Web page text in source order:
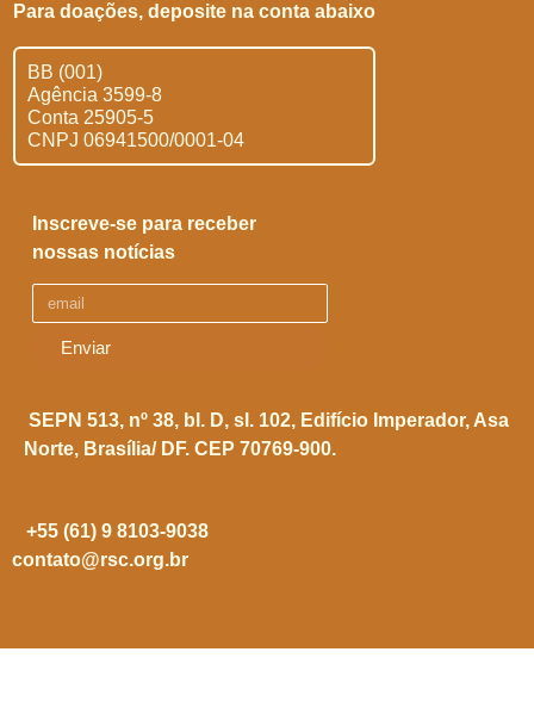
Para doações, deposite na conta abaixo
BB (001)
Agência 3599-8
Conta 25905-5
CNPJ 06941500/0001-04
Enviar
Inscreve-se para receber
nossas notícias
SEPN 513, nº 38, bl. D, sl. 102, Edifício Imperador, Asa
Norte, Brasília/ DF. CEP 70769-900.
+55 (61) 9 8103-9038
contato@rsc.org.br